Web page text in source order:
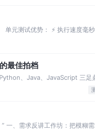
元测试优势： ⚡ 执行速度毫
最佳拍档
、Java、JavaScript 三足
一、需求反讲工作坊：把模糊